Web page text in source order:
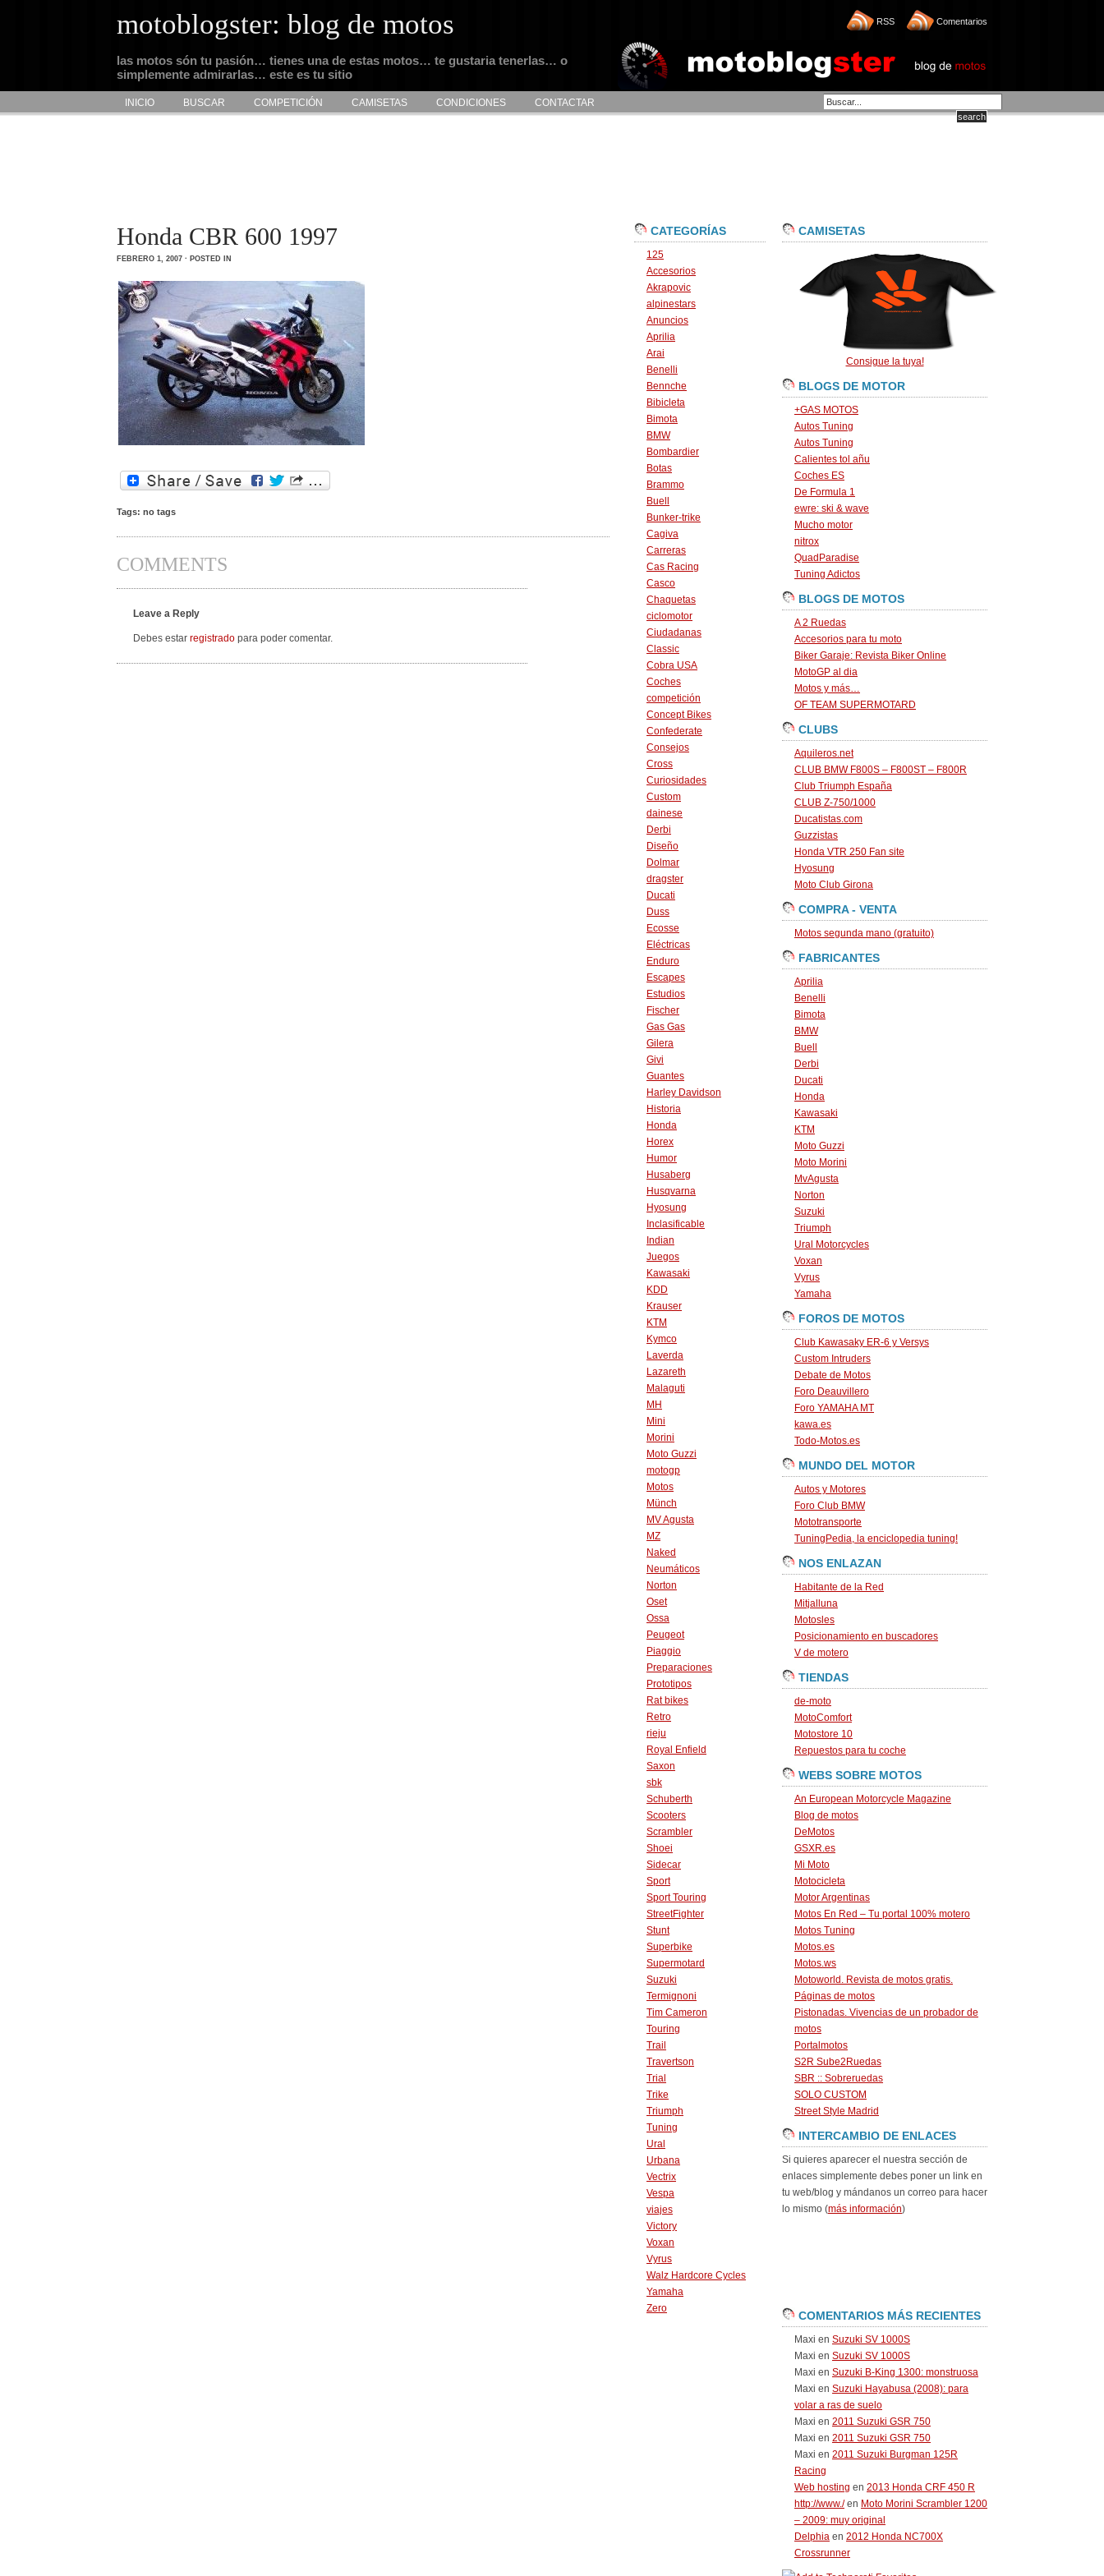
motoblogster: blog de motos
las motos són tu pasión… tienes una de estas motos… te gustaria tenerlas… o
simplemente admirarlas… este es tu sitio
RSS Comentarios
INICIO BUSCAR COMPETICIÓN CAMISETAS CONDICIONES CONTACTAR
Honda CBR 600 1997
FEBRERO 1, 2007 · POSTED IN
Tags: no tags
COMMENTS
Leave a Reply
Debes estar registrado para poder comentar.
CATEGORÍAS
125
Accesorios
Akrapovic
alpinestars
Anuncios
Aprilia
Arai
Benelli
Bennche
Bibicleta
Bimota
BMW
Bombardier
Botas
Brammo
Buell
Bunker-trike
Cagiva
Carreras
Cas Racing
Casco
Chaquetas
ciclomotor
Ciudadanas
Classic
Cobra USA
Coches
competición
Concept Bikes
Confederate
Consejos
Cross
Curiosidades
Custom
dainese
Derbi
Diseño
Dolmar
dragster
Ducati
Duss
Ecosse
Eléctricas
Enduro
Escapes
Estudios
Fischer
Gas Gas
Gilera
Givi
Guantes
Harley Davidson
Historia
Honda
Horex
Humor
Husaberg
Husqvarna
Hyosung
Inclasificable
Indian
Juegos
Kawasaki
KDD
Krauser
KTM
Kymco
Laverda
Lazareth
Malaguti
MH
Mini
Morini
Moto Guzzi
motogp
Motos
Münch
MV Agusta
MZ
Naked
Neumáticos
Norton
Oset
Ossa
Peugeot
Piaggio
Preparaciones
Prototipos
Rat bikes
Retro
rieju
Royal Enfield
Saxon
sbk
Schuberth
Scooters
Scrambler
Shoei
Sidecar
Sport
Sport Touring
StreetFighter
Stunt
Superbike
Supermotard
Suzuki
Termignoni
Tim Cameron
Touring
Trail
Travertson
Trial
Trike
Triumph
Tuning
Ural
Urbana
Vectrix
Vespa
viajes
Victory
Voxan
Vyrus
Walz Hardcore Cycles
Yamaha
Zero
CAMISETAS
Consigue la tuya!
BLOGS DE MOTOR
+GAS MOTOS
Autos Tuning
Autos Tuning
Calientes tol añu
Coches ES
De Formula 1
ewre: ski & wave
Mucho motor
nitrox
QuadParadise
Tuning Adictos
BLOGS DE MOTOS
A 2 Ruedas
Accesorios para tu moto
Biker Garaje: Revista Biker Online
MotoGP al dia
Motos y más…
OF TEAM SUPERMOTARD
CLUBS
Aquileros.net
CLUB BMW F800S – F800ST – F800R
Club Triumph España
CLUB Z-750/1000
Ducatistas.com
Guzzistas
Honda VTR 250 Fan site
Hyosung
Moto Club Girona
COMPRA - VENTA
Motos segunda mano (gratuito)
FABRICANTES
Aprilia
Benelli
Bimota
BMW
Buell
Derbi
Ducati
Honda
Kawasaki
KTM
Moto Guzzi
Moto Morini
MvAgusta
Norton
Suzuki
Triumph
Ural Motorcycles
Voxan
Vyrus
Yamaha
FOROS DE MOTOS
Club Kawasaky ER-6 y Versys
Custom Intruders
Debate de Motos
Foro Deauvillero
Foro YAMAHA MT
kawa.es
Todo-Motos.es
MUNDO DEL MOTOR
Autos y Motores
Foro Club BMW
Mototransporte
TuningPedia, la enciclopedia tuning!
NOS ENLAZAN
Habitante de la Red
Mitjalluna
Motosles
Posicionamiento en buscadores
V de motero
TIENDAS
de-moto
MotoComfort
Motostore 10
Repuestos para tu coche
WEBS SOBRE MOTOS
An European Motorcycle Magazine
Blog de motos
DeMotos
GSXR.es
Mi Moto
Motocicleta
Motor Argentinas
Motos En Red – Tu portal 100% motero
Motos Tuning
Motos.es
Motos.ws
Motoworld. Revista de motos gratis.
Páginas de motos
Pistonadas. Vivencias de un probador de
motos
Portalmotos
S2R Sube2Ruedas
SBR :: Sobreruedas
SOLO CUSTOM
Street Style Madrid
INTERCAMBIO DE ENLACES
Si quieres aparecer el nuestra sección de
enlaces simplemente debes poner un link en
tu web/blog y mándanos un correo para hacer
lo mismo (más información)
COMENTARIOS MÁS RECIENTES
Maxi en Suzuki SV 1000S
Maxi en Suzuki SV 1000S
Maxi en Suzuki B-King 1300: monstruosa
Maxi en Suzuki Hayabusa (2008): para
volar a ras de suelo
Maxi en 2011 Suzuki GSR 750
Maxi en 2011 Suzuki GSR 750
Maxi en 2011 Suzuki Burgman 125R
Racing
Web hosting en 2013 Honda CRF 450 R
http://www./en Moto Morini Scrambler 1200
– 2009: muy original
Delphia en 2012 Honda NC700X
Crossrunner